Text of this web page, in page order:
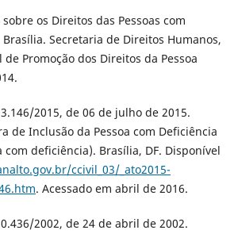
sobre os Direitos das Pessoas com
Secretaria de Direitos Humanos,
Promoção dos Direitos da Pessoa
13.146/2015, de 06 de julho de 2015.
de Inclusão da Pessoa com Deficiência
com deficiência). Brasília, DF. Disponível
ccivil_03/_ato2015-
. Acessado em abril de 2016.
10.436/2002, de 24 de abril de 2002.